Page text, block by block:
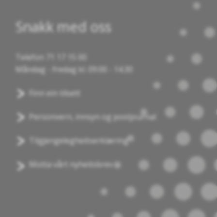
Snakk med oss
Telefon 71 17 15 00
Måndag - fredag kl. 09.00 - 14.30
Finn ein tilsett
Personvern, innsyn og postjournal
Tilgjengelegheitserklæring
Motta vårt nyheitsbrev